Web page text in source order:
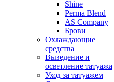
Shine
Perma Blend
AS Company
Брови
Охлаждающие
средства
Выведение и
осветление татуажа
Уход за татуажем